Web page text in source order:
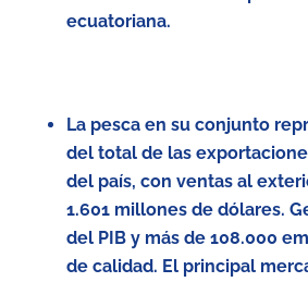
ecuatoriana.
La pesca en su conjunto
del total de las
del país, con ventas al
1.601 millones de dólares.
del PIB y más de 108.000
de calidad. El principal